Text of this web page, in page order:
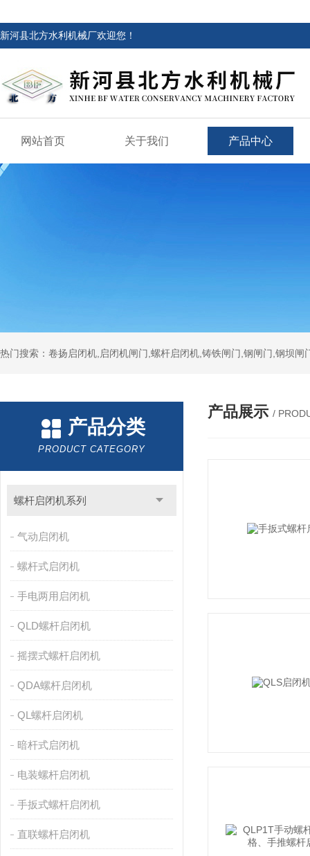
新河县北方水利机械厂欢迎您！
网站首页 关于我们 产品中心
热门搜索：卷扬启闭机,启闭机闸门,螺杆启闭机,铸铁闸门,钢闸门,钢坝
产品分类
PRODUCT CATEGORY
螺杆启闭机系列
气动启闭机
螺杆式启闭机
手电两用启闭机
QLD螺杆启闭机
摇摆式螺杆启闭机
QDA螺杆启闭机
QL螺杆启闭机
暗杆式启闭机
电装螺杆启闭机
手扳式螺杆启闭机
直联螺杆启闭机
产品展示 /